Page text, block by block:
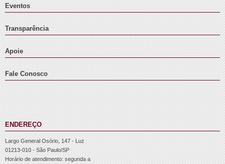
Eventos
Transparência
Apoie
Fale Conosco
ENDEREÇO
Largo General Osório, 147 - Luz
01213-010 - São Paulo/SP
Horário de atendimento: segunda a